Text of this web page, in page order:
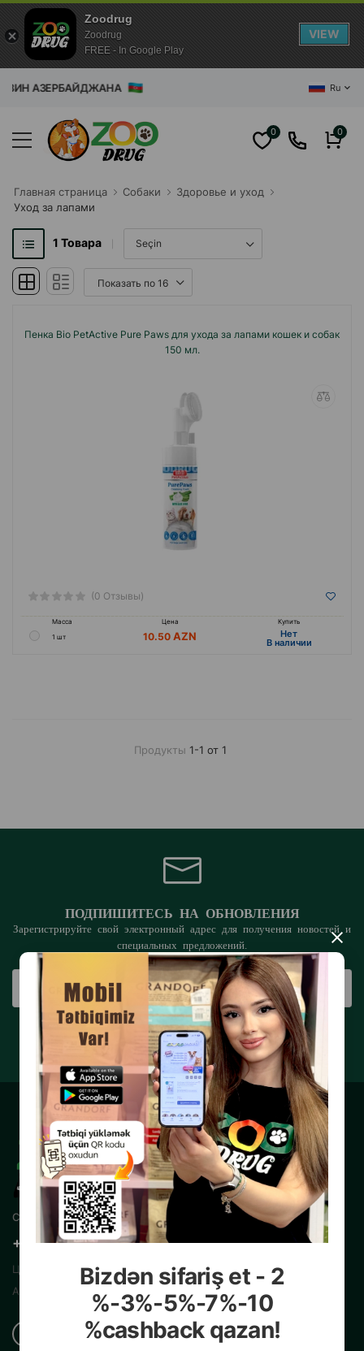
Bizdən sifariş et - 2
%-3%-5%-7%-10
%cashback qazan!
×
АЗЕРБАЙДЖАНА Ru
0 0
Главная cтраница Собаки
Здоровье и уход
Уход за лапами
1 Товара
Пенка Bio PetActive Pure Paws для ухода за лапами кошек и собак
150 мл.
(0 Отзывы)
Масса Цена
Купить
1 шт
10.50 Hет
B наличии
Продукты 1-1 от 1
ПОДПИШИТЕСЬ НА ОБНОВЛЕНИЯ
Зарегистрируйте свой электронный адрес для получения новостей и
специальных предложений.
ПОДПИСАТЬСЯ
Свяжитесь с нами
+99450 200 35 13
Центральный Интернет Зоомагазин
Азербайджана
Zoodrug
Zoodrug
FREE - In Google Play
VIEW